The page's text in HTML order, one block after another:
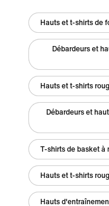
Hauts et t-shirts de
Débardeurs et
Hauts et t-shirts
Débardeurs et
T-shirts de basket à
Hauts et t-shirts
Hauts